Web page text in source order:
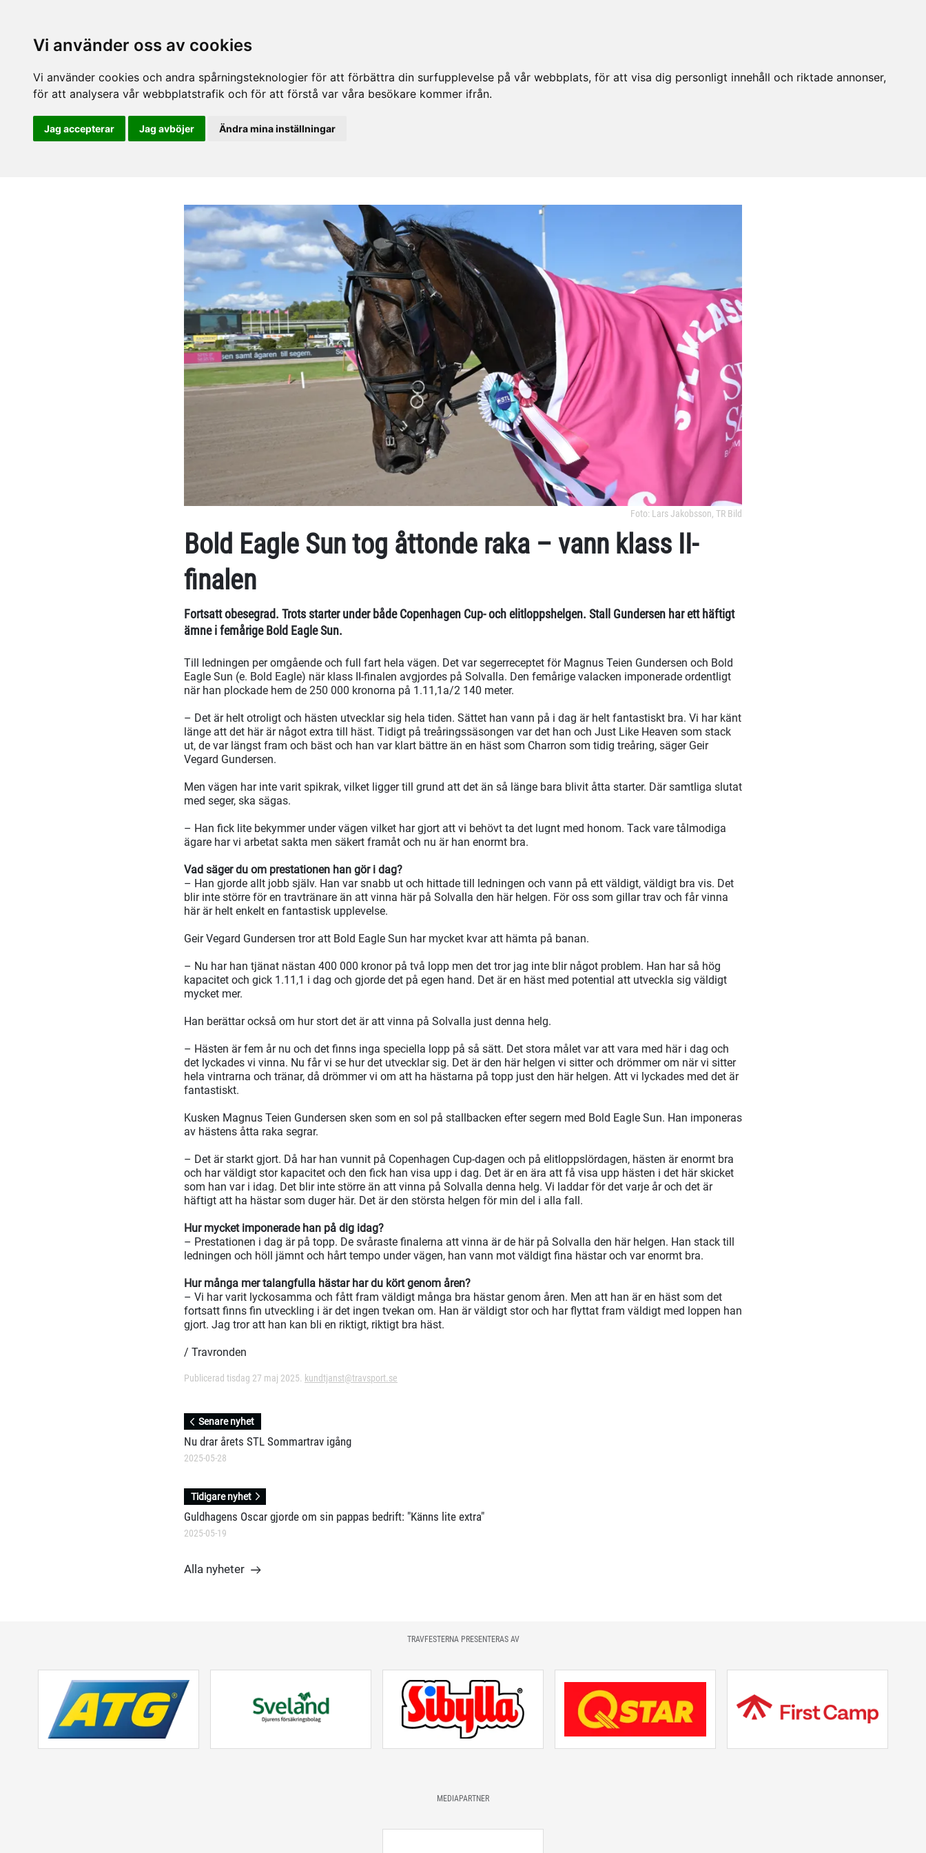
Vi använder oss av cookies
Vi använder cookies och andra spårningsteknologier för att förbättra din surfupplevelse på vår webbplats, för att visa dig personligt innehåll och riktade annonser,
för att analysera vår webbplatstrafik och för att förstå var våra besökare kommer ifrån.
Jag accepterar Jag avböjer Ändra mina inställningar
Foto: Lars Jakobsson, TR Bild
Bold Eagle Sun tog åttonde raka – vann klass II-
finalen
Fortsatt obesegrad. Trots starter under både Copenhagen Cup- och elitloppshelgen. Stall Gundersen har ett häftigt
ämne i femårige Bold Eagle Sun.
Till ledningen per omgående och full fart hela vägen. Det var segerreceptet för Magnus Teien Gundersen och Bold
Eagle Sun (e. Bold Eagle) när klass II-finalen avgjordes på Solvalla. Den femårige valacken imponerade ordentligt
när han plockade hem de 250 000 kronorna på 1.11,1a/2 140 meter.
– Det är helt otroligt och hästen utvecklar sig hela tiden. Sättet han vann på i dag är helt fantastiskt bra. Vi har känt
länge att det här är något extra till häst. Tidigt på treåringssäsongen var det han och Just Like Heaven som stack
ut, de var längst fram och bäst och han var klart bättre än en häst som Charron som tidig treåring, säger Geir
Vegard Gundersen.
Men vägen har inte varit spikrak, vilket ligger till grund att det än så länge bara blivit åtta starter. Där samtliga slutat
med seger, ska sägas.
– Han fick lite bekymmer under vägen vilket har gjort att vi behövt ta det lugnt med honom. Tack vare tålmodiga
ägare har vi arbetat sakta men säkert framåt och nu är han enormt bra.
Vad säger du om prestationen han gör i dag?
– Han gjorde allt jobb själv. Han var snabb ut och hittade till ledningen och vann på ett väldigt, väldigt bra vis. Det
blir inte större för en travtränare än att vinna här på Solvalla den här helgen. För oss som gillar trav och får vinna
här är helt enkelt en fantastisk upplevelse.
Geir Vegard Gundersen tror att Bold Eagle Sun har mycket kvar att hämta på banan.
– Nu har han tjänat nästan 400 000 kronor på två lopp men det tror jag inte blir något problem. Han har så hög
kapacitet och gick 1.11,1 i dag och gjorde det på egen hand. Det är en häst med potential att utveckla sig väldigt
mycket mer.
Han berättar också om hur stort det är att vinna på Solvalla just denna helg.
– Hästen är fem år nu och det finns inga speciella lopp på så sätt. Det stora målet var att vara med här i dag och
det lyckades vi vinna. Nu får vi se hur det utvecklar sig. Det är den här helgen vi sitter och drömmer om när vi sitter
hela vintrarna och tränar, då drömmer vi om att ha hästarna på topp just den här helgen. Att vi lyckades med det är
fantastiskt.
Kusken Magnus Teien Gundersen sken som en sol på stallbacken efter segern med Bold Eagle Sun. Han imponeras
av hästens åtta raka segrar.
– Det är starkt gjort. Då har han vunnit på Copenhagen Cup-dagen och på elitloppslördagen, hästen är enormt bra
och har väldigt stor kapacitet och den fick han visa upp i dag. Det är en ära att få visa upp hästen i det här skicket
som han var i idag. Det blir inte större än att vinna på Solvalla denna helg. Vi laddar för det varje år och det är
häftigt att ha hästar som duger här. Det är den största helgen för min del i alla fall.
Hur mycket imponerade han på dig idag?
– Prestationen i dag är på topp. De svåraste finalerna att vinna är de här på Solvalla den här helgen. Han stack till
ledningen och höll jämnt och hårt tempo under vägen, han vann mot väldigt fina hästar och var enormt bra.
Hur många mer talangfulla hästar har du kört genom åren?
– Vi har varit lyckosamma och fått fram väldigt många bra hästar genom åren. Men att han är en häst som det
fortsatt finns fin utveckling i är det ingen tvekan om. Han är väldigt stor och har flyttat fram väldigt med loppen han
gjort. Jag tror att han kan bli en riktigt, riktigt bra häst.
/ Travronden
Publicerad tisdag 27 maj 2025. kundtjanst@travsport.se
Senare nyhet
Nu drar årets STL Sommartrav igång
2025-05-28
Tidigare nyhet
Guldhagens Oscar gjorde om sin pappas bedrift: "Känns lite extra"
2025-05-19
Alla nyheter
TRAVFESTERNA PRESENTERAS AV
MEDIAPARTNER